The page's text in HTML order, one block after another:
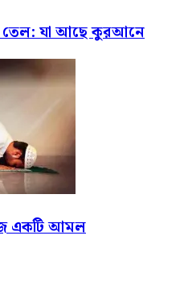
তেল: যা আছে কুরআনে
একটি আমল